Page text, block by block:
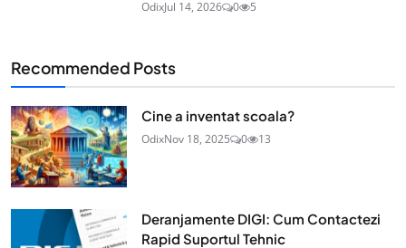
OdixJul 14, 2026 0 5
Recommended Posts
Cine a inventat scoala?
OdixNov 18, 2025 0 13
Deranjamente DIGI: Cum Contactezi
Rapid Suportul Tehnic